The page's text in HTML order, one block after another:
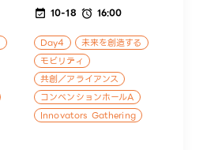
10-18
16:00
Day4
未来を創造する
モビリティ
共創／アライアンス
コンベンションホールA
Innovators Gathering